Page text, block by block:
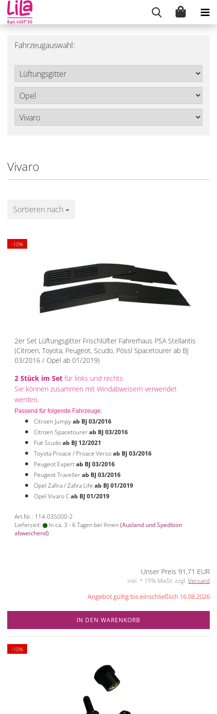
Fahrzeugauswahl:
Vivaro
Sortieren nach
Sortieren nach
-10%
2er Set Lüftungsgitter Frischlüfter Fahrerhaus PSA Stellantis
(Citroen, Toyota, Peugeot, Scudo, Pössl Spacetourer ab BJ
03/2016 / Opel ab 01/2019)
2 Stück im Set für links und rechts
Sie können zusammen mit Windabweisern verwendet
werden.
Passend für folgende Fahrzeuge:
Citroen Jumpyab BJ 03/2016
Citroen Spacetourerab BJ 03/2016
Fiat Scudoab BJ 12/2021
Toyota Proace / Proace Versoab BJ 03/2016
Peugeot Expertab BJ 03/2016
Peugeot Travellerab BJ 03/2016
Opel Zafira / Zafira Life ab BJ 01/2019
Opel Vivaro Cab BJ 01/2019
Art.Nr.: 114-035000-2
Lieferzeit:
In ca. 3 - 6 Tagen bei Ihnen (Ausland und Spedition
abweichend)
Unser Preis 91,71 EUR
inkl. * 19% MwSt. zzgl. Versand
Angebot gültig bis einschließlich 16.08.2026
IN DEN WARENKORB
-10%